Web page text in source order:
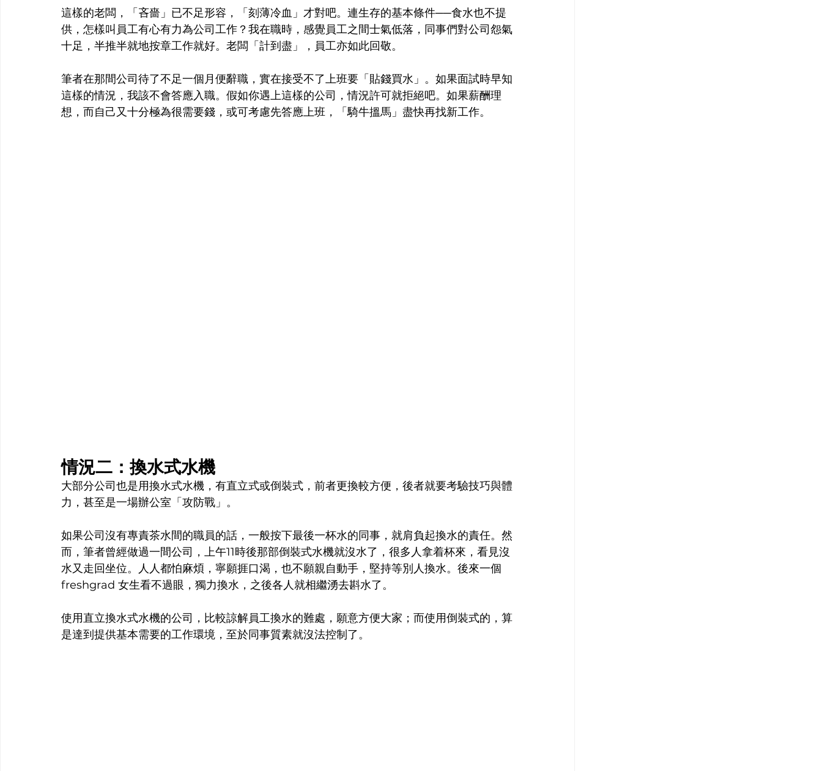
這樣的老闆，「吝嗇」已不足形容，「刻薄冷血」才對吧。連生存的基本條件──食水也不提
供，怎樣叫員工有心有力為公司工作？我在職時，感覺員工之間士氣低落，同事們對公司怨氣
十足，半推半就地按章工作就好。老闆「計到盡」，員工亦如此回敬。
筆者在那間公司待了不足一個月便辭職，實在接受不了上班要「貼錢買水」。如果面試時早知
這樣的情況，我該不會答應入職。假如你遇上這樣的公司，情況許可就拒絕吧。如果薪酬理
想，而自己又十分極為很需要錢，或可考慮先答應上班，「騎牛搵馬」盡快再找新工作。
情況二：換水式水機
大部分公司也是用換水式水機，有直立式或倒裝式，前者更換較方便，後者就要考驗技巧與體
力，甚至是一場辦公室「攻防戰」。
如果公司沒有專責茶水間的職員的話，一般按下最後一杯水的同事，就肩負起換水的責任。然
而，筆者曾經做過一間公司，上午11時後那部倒裝式水機就沒水了，很多人拿着杯來，看見沒
水又走回坐位。人人都怕麻煩，寧願捱口渴，也不願親自動手，堅持等別人換水。後來一個
freshgrad 女生看不過眼，獨力換水，之後各人就相繼湧去斟水了。
使用直立換水式水機的公司，比較諒解員工換水的難處，願意方便大家；而使用倒裝式的，算
是達到提供基本需要的工作環境，至於同事質素就沒法控制了。